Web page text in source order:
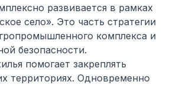
развивается в рамках
село». Это часть стратегии
комплекса и
безопасности.
помогает закреплять
территориях. Одновременно